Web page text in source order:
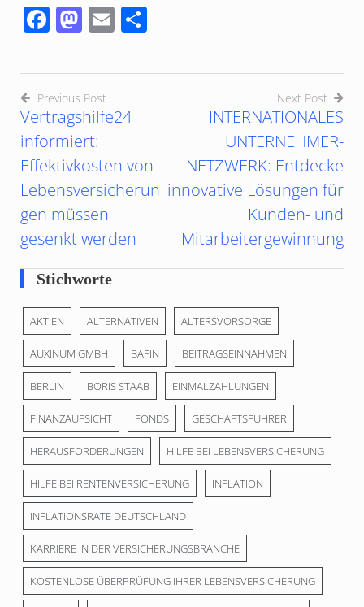
Facebook
Mastodon
Email
Previous Post
Vertragshilfe24
informiert:
Effektivkosten von
Lebensversicherun
gen müssen
gesenkt werden
Next Post
INTERNATIONALES
UNTERNEHMER-
NETZWERK: Entdecke
innovative Lösungen für
Kunden- und
Mitarbeitergewinnung
Stichworte
AKTIEN ALTERNATIVEN ALTERSVORSORGE
AUXINUM GMBH BAFIN BEITRAGSEINNAHMEN
BERLIN BORIS STAAB EINMALZAHLUNGEN
FINANZAUFSICHT FONDS GESCHÄFTSFÜHRER
HERAUSFORDERUNGEN HILFE BEI LEBENSVERSICHERUNG
HILFE BEI RENTENVERSICHERUNG INFLATION
INFLATIONSRATE DEUTSCHLAND
KARRIERE IN DER VERSICHERUNGSBRANCHE
KOSTENLOSE ÜBERPRÜFUNG IHRER LEBENSVERSICHERUNG